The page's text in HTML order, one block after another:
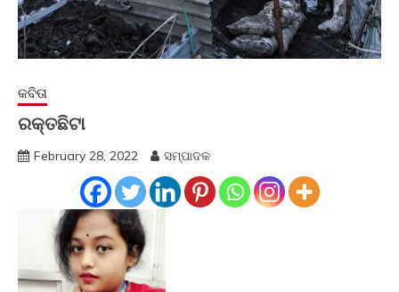
କବିତା
ରକ୍ତଛିଟା
February 28, 2022 ସମ୍ପାଦକ